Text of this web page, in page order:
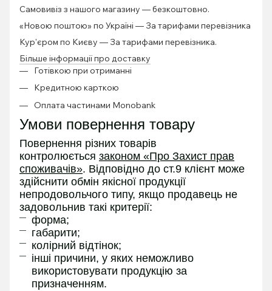
Самовивіз з нашого магазину — безкоштовно.
«Новою поштою» по Україні — За тарифами перевізника
Кур'єром по Києву — За тарифами перевізника.
Більше інформації про доставку
Готівкою при отриманні
Кредитною карткою
Оплата частинами Monobank
Умови повернення товару
Повернення різних товарів
контролюється законом «Про Захист прав
споживачів». Відповідно до ст.9 клієнт може
здійснити обмін якісної продукції
непродовольчого типу, якщо продавець не
задовольнив такі критерії:
форма;
габарити;
колірний відтінок;
інші причини, у яких неможливо
використовувати продукцію за
призначенням.